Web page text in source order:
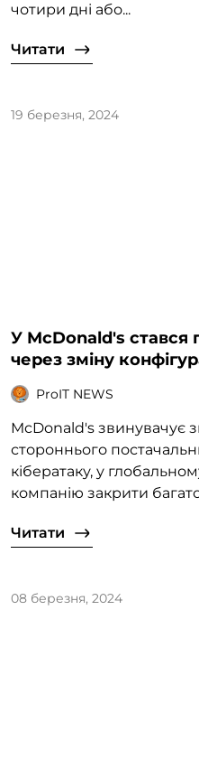
чотири дні або...
Читати
19 березня, 2024
У McDonald's стався
через зміну
ProIT NEWS
McDonald's звинувачує
стороннього
кібератаку, у
компанію закрити
Читати
08 березня, 2024